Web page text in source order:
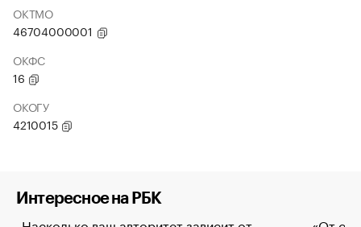
ОКТМО
46704000001
ОКФС
16
ОКОГУ
4210015
Интересное на РБК